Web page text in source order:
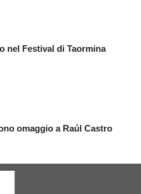
nel Festival di Taormina
omaggio a Raúl Castro